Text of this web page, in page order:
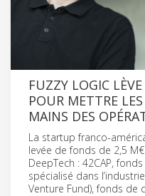
FUZZY LOGIC
POUR METTRE
MAINS DES
La startup franco-
levée de fonds de 2,5
DeepTech : 42CAP,
spécialisé dans
Venture Fund), fonds de